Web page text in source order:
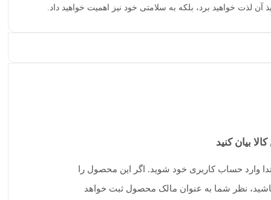
لذت خواهید برد، بلکه به سلامتی خود نیز اهمیت خواهید داد.
بیان کنید
وارد حساب کاربری خود شوید. اگر این محصول را
باشید، نظر شما به عنوان مالک محصول ثبت خواهد